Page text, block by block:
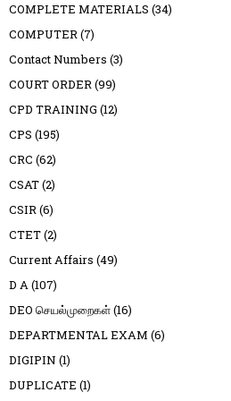
COMPLETE MATERIALS (34)
COMPUTER(7)
Contact Numbers (3)
COURT ORDER(99)
CPD TRAINING (12)
CPS (195)
CRC (62)
CSAT(2)
CSIR(6)
CTET(2)
Current Affairs (49)
D A(107)
DEO செயல்முறைகள்(16)
DEPARTMENTAL EXAM (6)
DIGIPIN (1)
DUPLICATE (1)